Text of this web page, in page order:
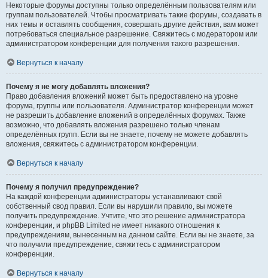
Некоторые форумы доступны только определённым пользователям или
группам пользователей. Чтобы просматривать такие форумы, создавать в
них темы и оставлять сообщения, совершать другие действия, вам может
потребоваться специальное разрешение. Свяжитесь с модератором или
администратором конференции для получения такого разрешения.
Вернуться к началу
Почему я не могу добавлять вложения?
Право добавления вложений может быть предоставлено на уровне
форума, группы или пользователя. Администратор конференции может
не разрешить добавление вложений в определённых форумах. Также
возможно, что добавлять вложения разрешено только членам
определённых групп. Если вы не знаете, почему не можете добавлять
вложения, свяжитесь с администратором конференции.
Вернуться к началу
Почему я получил предупреждение?
На каждой конференции администраторы устанавливают свой
собственный свод правил. Если вы нарушили правило, вы можете
получить предупреждение. Учтите, что это решение администратора
конференции, и phpBB Limited не имеет никакого отношения к
предупреждениям, вынесенным на данном сайте. Если вы не знаете, за
что получили предупреждение, свяжитесь с администратором
конференции.
Вернуться к началу